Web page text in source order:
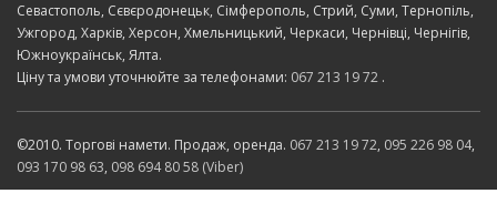
Севастополь, Сєвєродонецьк, Сімферополь, Стрий, Суми, Тернопіль,
Ужгород, Харків, Херсон, Хмельницький, Черкаси, Чернівці, Чернігів,
Южноукраїнськ, Ялта.
Ціну та умови уточнюйте за телефонами: 067 213 19 72 .
©2010. Торгові намети. Продаж, оренда. 067 213 19 72, 095 226 98 04,
093 170 98 63, 098 694 80 58 (Viber)